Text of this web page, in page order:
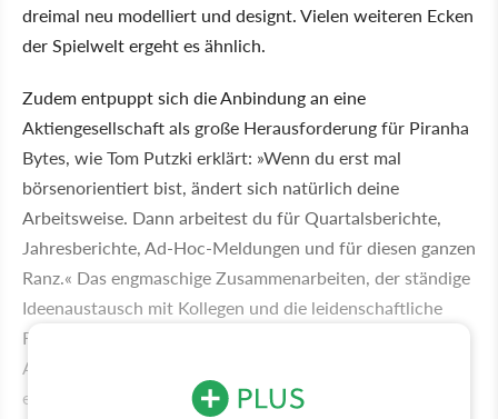
dreimal neu modelliert und designt. Vielen weiteren Ecken
der Spielwelt ergeht es ähnlich.
Zudem entpuppt sich die Anbindung an eine
Aktiengesellschaft als große Herausforderung für Piranha
Bytes, wie Tom Putzki erklärt: »Wenn du erst mal
börsenorientiert bist, ändert sich natürlich deine
Arbeitsweise. Dann arbeitest du für Quartalsberichte,
Jahresberichte, Ad-Hoc-Meldungen und für diesen ganzen
Ranz.« Das engmaschige Zusammenarbeiten, der ständige
Ideenaustausch mit Kollegen und die leidenschaftliche
Feature-Diskussion beim Feierabendbier entspricht einer
Arbeitsatmosphäre, die nicht immer kompatibel ist mit
ergebnisfokussierten Betriebswirtschaftlern.